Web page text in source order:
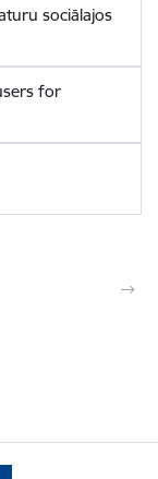
sociālajos
for